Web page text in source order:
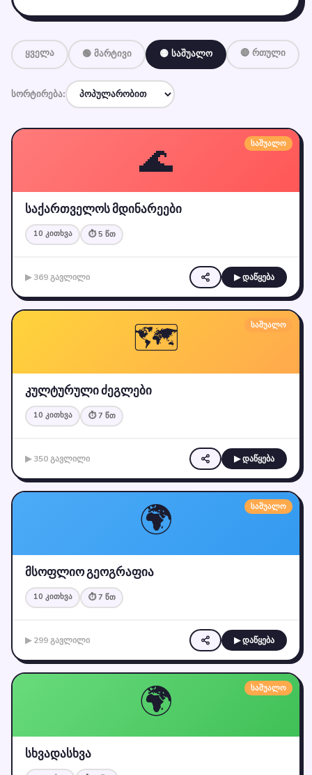
ყველა 🟢 მარტივი 🟡 საშუალო 🔴 რთული
სორტირება:
🌊 საშუალო
საქართველოს მდინარეები
10 კითხვა ⏱ 5 წთ
▶ 369 გავლილი ▶ დაწყება
🗺️ საშუალო
კულტურული ძეგლები
10 კითხვა ⏱ 7 წთ
▶ 350 გავლილი ▶ დაწყება
🌍 საშუალო
მსოფლიო გეოგრაფია
10 კითხვა ⏱ 7 წთ
▶ 299 გავლილი ▶ დაწყება
🌍 საშუალო
სხვადასხვა